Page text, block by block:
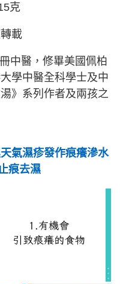
克
載
中醫，修畢美國佩柏
學中醫全科學士及中
》系列作者及兩孩之
氣濕疹發作痕癢滲水
痕去濕